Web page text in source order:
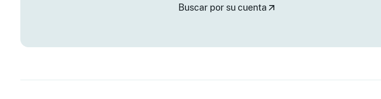
Buscar por su cuenta